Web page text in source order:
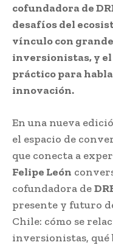
cofundadora de
desafíos del
vínculo con
inversionistas, y
práctico para
innovación.
En una nueva
el espacio de
que conecta a
Felipe León
cofundadora de
presente y futuro
Chile: cómo se
inversionistas, qué